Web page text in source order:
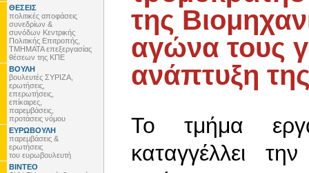
ΘΕΣΕΙΣ
πολιτικές αποφάσεις
συνεδρίων &
συνόδων Κεντρικής
Πολιτικής Επιτροπής,
ΤΜΗΜΑΤΑ επεξεργασίας
θέσεων της ΚΠΕ
ΒΟΥΛΗ
βουλευτές ΣΥΡΙΖΑ,
ερωτήσεις,
επερωτήσεις,
επίκαιρες,
παρεμβάσεις,
προτάσεις νόμου
ΕΥΡΩΒΟΥΛΗ
παρεμβάσεις &
ερωτήσεις
του ευρωβουλευτή
ΒΙΝΤΕΟ
της
αγώνα τους
ανάπτυξη της
Το τμήμα
καταγγέλλει